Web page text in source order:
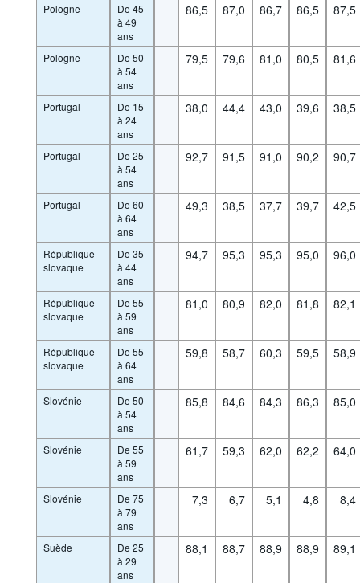
Pologne
De 45
à 49
ans
86,5 87,0 86,7 86,5 87,5
Pologne
De 50
à 54
ans
79,5 79,6 81,0 80,5 81,6
Portugal
De 15
à 24
ans
38,0 44,4 43,0 39,6 38,5
Portugal
De 25
à 54
ans
92,7 91,5 91,0 90,2 90,7
Portugal
De 60
à 64
ans
49,3 38,5 37,7 39,7 42,5
République
slovaque
De 35
à 44
ans
94,7 95,3 95,3 95,0 96,0
République
slovaque
De 55
à 59
ans
81,0 80,9 82,0 81,8 82,1
République
slovaque
De 55
à 64
ans
59,8 58,7 60,3 59,5 58,9
Slovénie
De 50
à 54
ans
85,8 84,6 84,3 86,3 85,0
Slovénie
De 55
à 59
ans
61,7 59,3 62,0 62,2 64,0
Slovénie
De 75
à 79
ans
7,3 6,7 5,1 4,8 8,4
Suède
De 25
à 29
ans
88,1 88,7 88,9 88,9 89,1